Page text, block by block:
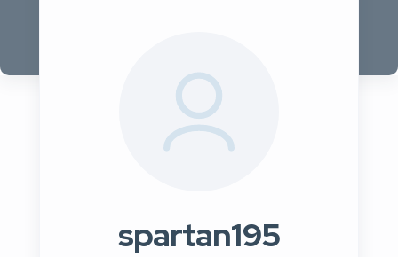
spartan195